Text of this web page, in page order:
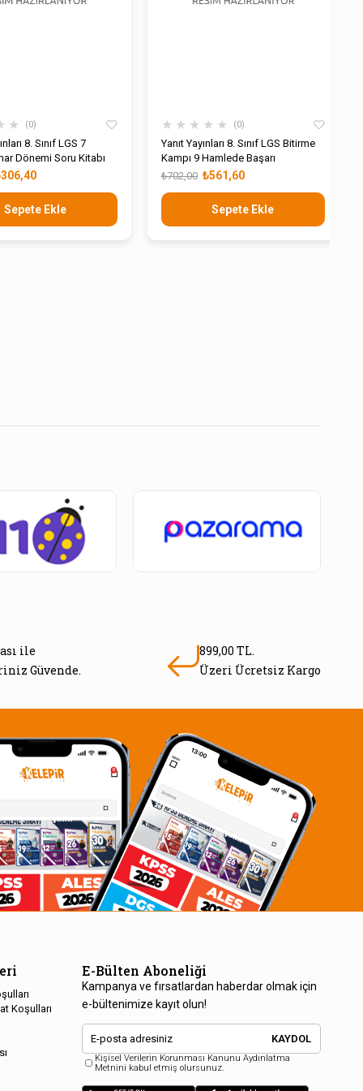
★ 0
8. Sınıf LGS 7
Dönemi Soru Kitabı
Sepete Ekle
★ ★ ★ ★ ★ 0
Yanıt Yayınları 8. Sınıf LGS Bitirme
Kampı 9 Hamlede Başarı
₺561,60
₺702,00
Sepete Ekle
ile
Güvende.
899,00 TL.
Üzeri Ücretsiz Kargo
Koşulları
E-Bülten Aboneliği
Kampanya ve fırsatlardan haberdar olmak için
e-bültenimize kayıt olun!
KAYDOL
Kişisel Verilerin Korunması Kanunu Aydınlatma
Metnini kabul etmiş olursunuz.